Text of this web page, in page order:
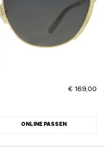
€ 169,00
ONLINE PASSEN